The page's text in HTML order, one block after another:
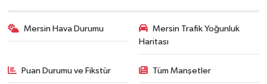
Mersin Hava Durumu
Mersin Trafik Yoğunluk
Haritası
Puan Durumu ve Fikstür Tüm Manşetler